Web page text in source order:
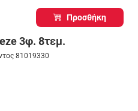
Προσθήκη
3φ. 8τεμ.
81019330